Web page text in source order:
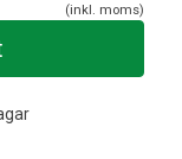
(inkl. moms)